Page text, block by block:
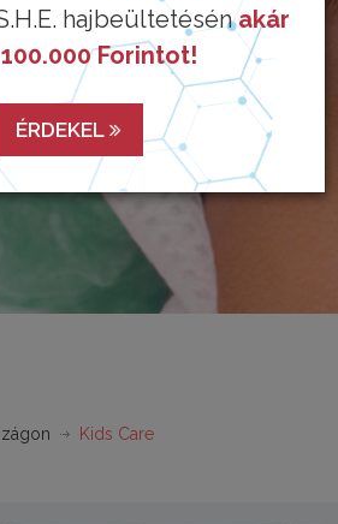
hajbeültetésénakár
Forintot!
ÉRDEKEL
Kids Care